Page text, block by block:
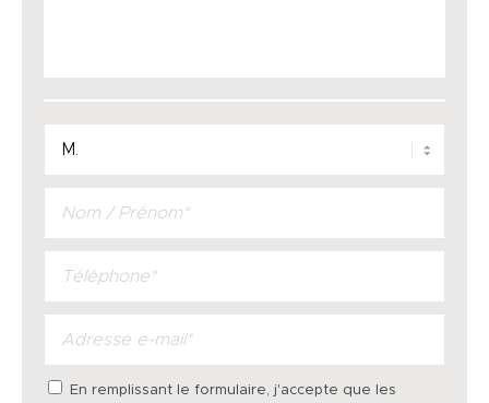
En remplissant le formulaire, j'accepte que les